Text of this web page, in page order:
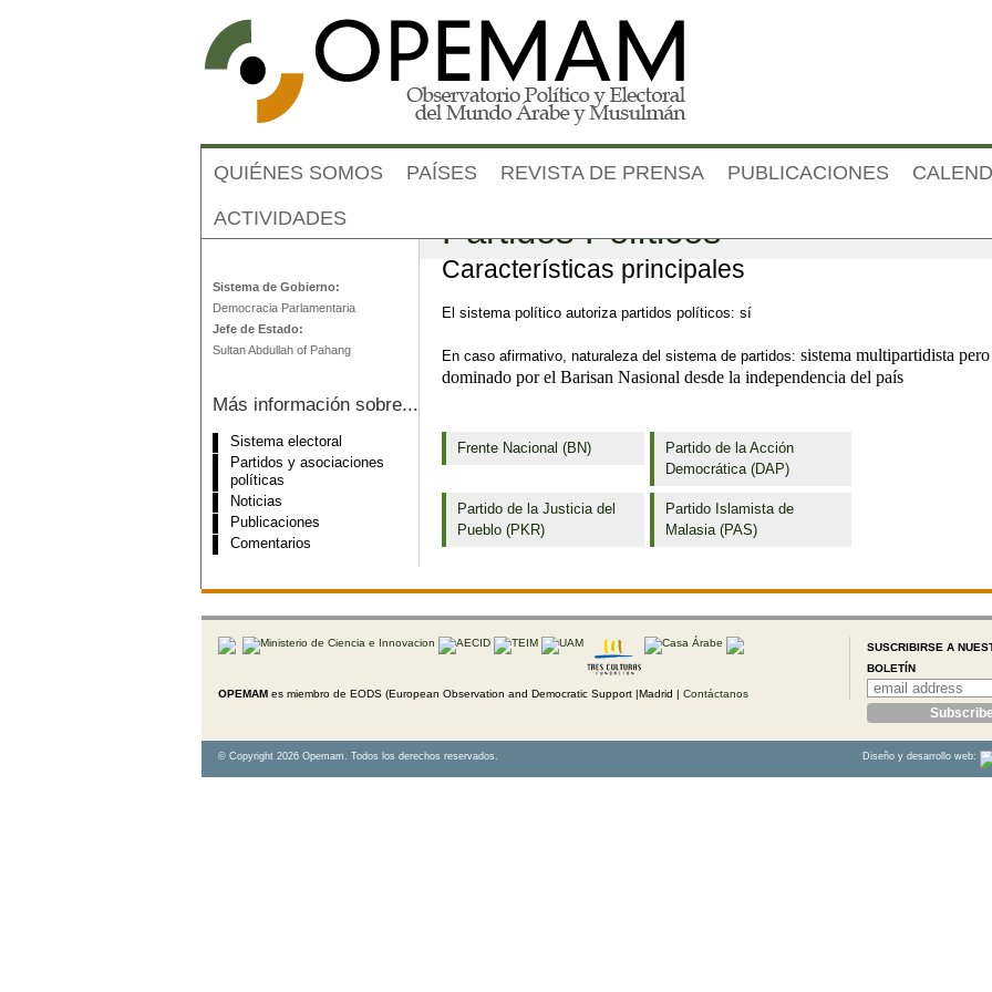
Partidos Políticos
Características principales
El sistema político autoriza partidos políticos: sí
En caso afirmativo, naturaleza del sistema de partidos: sistema multipartidista pero
dominado por el Barisan Nasional desde la independencia del país
Frente Nacional (BN)
Partido de la Acción
Democrática (DAP)
Partido de la Justicia del
Pueblo (PKR)
Partido Islamista de
Malasia (PAS)
QUIÉNES SOMOS PAÍSES REVISTA DE PRENSA PUBLICACIONES
ACTIVIDADES
Malasia
Sistema de Gobierno:
Democracia Parlamentaria
Jefe de Estado:
Sultan Abdullah of Pahang
Más información sobre...
Sistema electoral
Partidos y asociaciones
políticas
Noticias
Publicaciones
Comentarios
OPEMAM es miembro de EODS (European Observation and Democratic Support |Madrid | Contáctanos
SUSCRIBIRSE A
BOLETÍN
© Copyright 2026 Opemam. Todos los derechos reservados. Diseño y desarrollo web: